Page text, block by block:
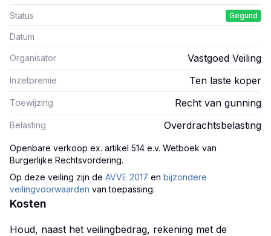
Status Gegund
Datum
Organisator Vastgoed Veiling
Inzetpremie Ten laste koper
Toewijzing Recht van gunning
Belasting Overdrachtsbelasting
Openbare verkoop ex. artikel 514 e.v. Wetboek van
Burgerlijke Rechtsvordering.
Op deze veiling zijn de AVVE 2017 en bijzondere
veilingvoorwaarden van toepassing.
Kosten
Houd, naast het veilingbedrag, rekening met de